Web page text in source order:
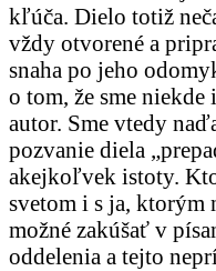
kľúča. Dielo totiž
vždy otvorené a
snaha po jeho
o tom, že sme niekde
autor. Sme vtedy
pozvanie diela
akejkoľvek istoty.
svetom i s ja, ktorým
možné zakúšať v
oddelenia a tejto